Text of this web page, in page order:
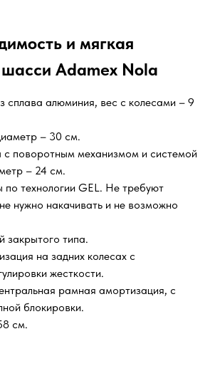
и мягкая
Adamex Nola
сплава алюминия, вес с колесами – 9
– 30 см.
с поворотным механизмом и системой
– 24 см.
по технологии GEL. Не требуют
нужно накачивать и не возможно
закрытого типа.
на задних колесах с
жесткости.
рамная амортизация, с
блокировки.
см.